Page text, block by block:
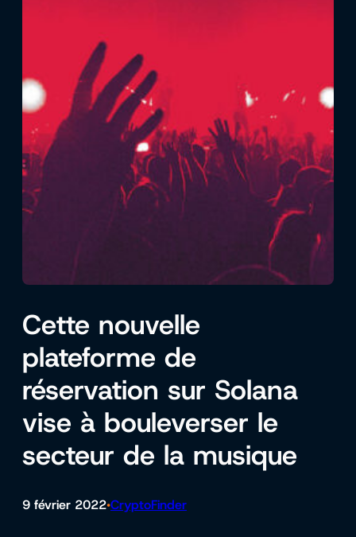
Cette nouvelle
plateforme de
réservation sur Solana
vise à bouleverser le
secteur de la musique
9 février 2022•CryptoFinder